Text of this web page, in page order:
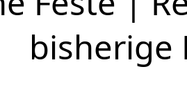
bisherige